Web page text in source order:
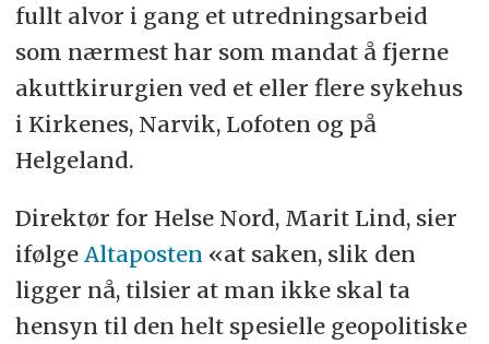
fullt alvor i gang et utredningsarbeid
som nærmest har som mandat å fjerne
akuttkirurgien ved et eller flere sykehus
i Kirkenes, Narvik, Lofoten og på
Helgeland.
Direktør for Helse Nord, Marit Lind, sier
ifølge Altaposten «at saken, slik den
ligger nå, tilsier at man ikke skal ta
hensyn til den helt spesielle geopolitiske